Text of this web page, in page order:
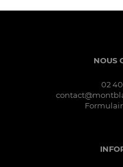
NOUS
02 40